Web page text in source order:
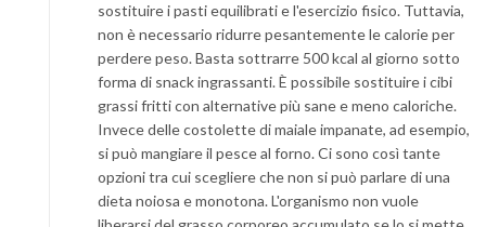
sostituire i pasti equilibrati e l'esercizio fisico. Tuttavia,
non è necessario ridurre pesantemente le calorie per
perdere peso. Basta sottrarre 500 kcal al giorno sotto
forma di snack ingrassanti. È possibile sostituire i cibi
grassi fritti con alternative più sane e meno caloriche.
Invece delle costolette di maiale impanate, ad esempio,
si può mangiare il pesce al forno. Ci sono così tante
opzioni tra cui scegliere che non si può parlare di una
dieta noiosa e monotona. L'organismo non vuole